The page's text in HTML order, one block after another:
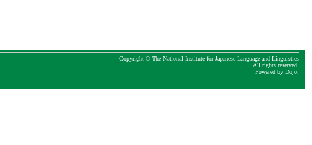
Copyright © The National Institute for Japanese Language and Linguistics
All rights reserved.
Powered by Dojo